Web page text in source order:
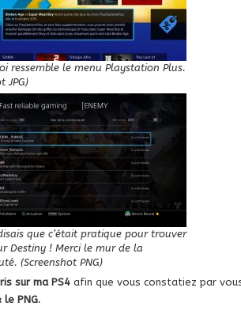
ressemble le menu Playstation Plus.
JPG)
que c’était pratique pour trouver
Destiny ! Merci le mur de la
(Screenshot PNG)
sur ma PS4afin que vous constatiez par
PNG.